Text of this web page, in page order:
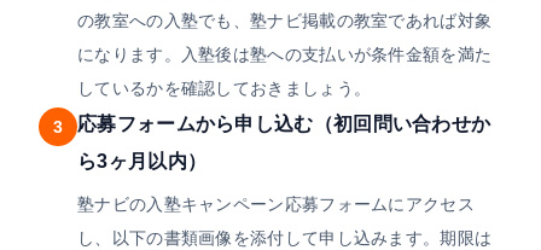
の教室への入塾でも、塾ナビ掲載の教室であれば対象
になります。入塾後は塾への支払いが条件金額を満た
しているかを確認しておきましょう。
3
応募フォームから申し込む（初回問い合わせか
ら3ヶ月以内）
塾ナビの入塾キャンペーン応募フォームにアクセス
し、以下の書類画像を添付して申し込みます。期限は